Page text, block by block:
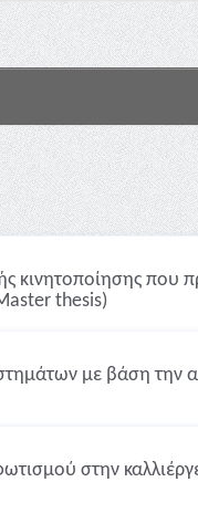
κινητοποίησης που
thesis)
με βάση την
στην